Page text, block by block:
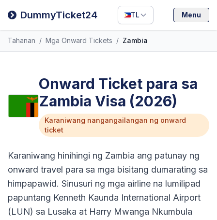
DummyTicket24 TL
Filipino
Deutsch
Español
Menu
Tahanan / Mga Onward Tickets / Zambia
Onward Ticket para sa
Zambia Visa (2026)
Karaniwang nangangailangan ng onward
ticket
Karaniwang hinihingi ng Zambia ang patunay ng
onward travel para sa mga bisitang dumarating sa
himpapawid. Sinusuri ng mga airline na lumilipad
papuntang Kenneth Kaunda International Airport
(LUN) sa Lusaka at Harry Mwanga Nkumbula